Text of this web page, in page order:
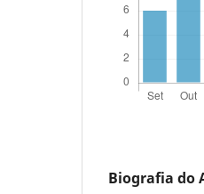
Biografia do